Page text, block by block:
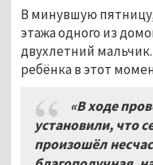
В минувшую
этажа одного из
двухлетний
ребёнка в этот
«В ходе
установили, что
произошёл